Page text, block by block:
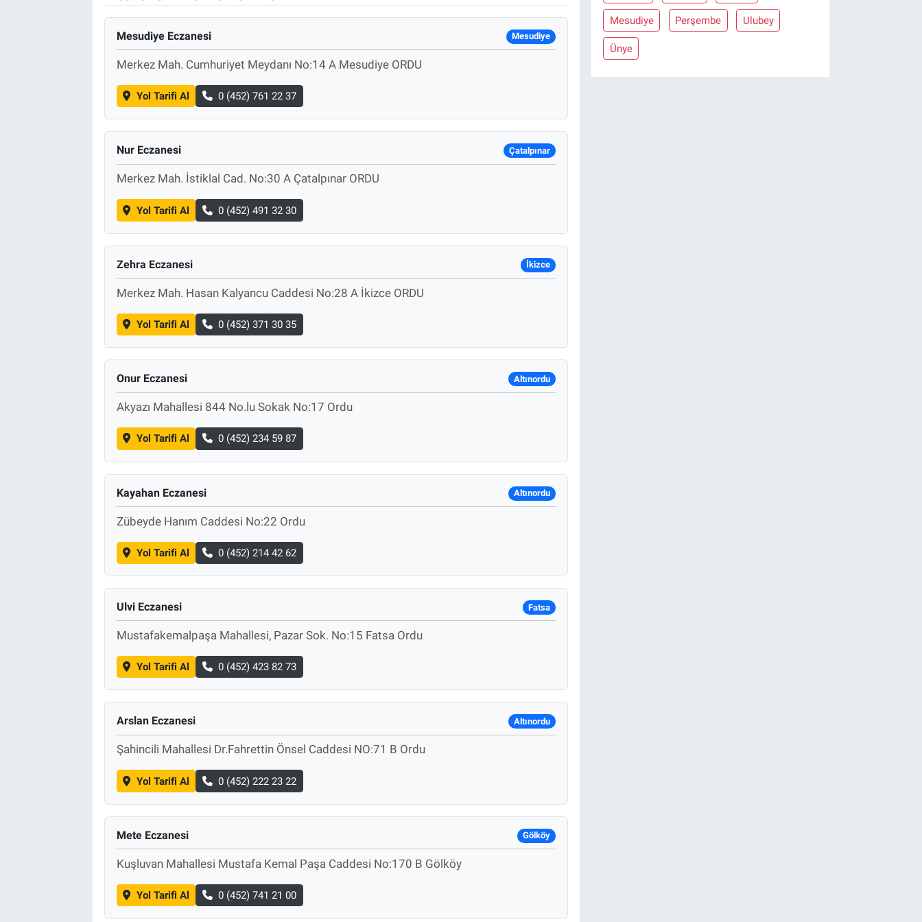
Mesudiye Eczanesi Mesudiye
Merkez Mah. Cumhuriyet Meydanı No:14 A Mesudiye ORDU
Yol Tarifi Al 0 (452) 761 22 37
Nur Eczanesi Çatalpınar
Merkez Mah. İstiklal Cad. No:30 A Çatalpınar ORDU
Yol Tarifi Al 0 (452) 491 32 30
Zehra Eczanesi İkizce
Merkez Mah. Hasan Kalyancu Caddesi No:28 A İkizce ORDU
Yol Tarifi Al 0 (452) 371 30 35
Onur Eczanesi Altınordu
Akyazı Mahallesi 844 No.lu Sokak No:17 Ordu
Yol Tarifi Al 0 (452) 234 59 87
Kayahan Eczanesi Altınordu
Zübeyde Hanım Caddesi No:22 Ordu
Yol Tarifi Al 0 (452) 214 42 62
Ulvi Eczanesi Fatsa
Mustafakemalpaşa Mahallesi, Pazar Sok. No:15 Fatsa Ordu
Yol Tarifi Al 0 (452) 423 82 73
Arslan Eczanesi Altınordu
Şahincili Mahallesi Dr.Fahrettin Önsel Caddesi NO:71 B Ordu
Yol Tarifi Al 0 (452) 222 23 22
Mete Eczanesi Gölköy
Kuşluvan Mahallesi Mustafa Kemal Paşa Caddesi No:170 B Gölköy
Yol Tarifi Al 0 (452) 741 21 00
Mesudiye Perşembe Ulubey
Ünye